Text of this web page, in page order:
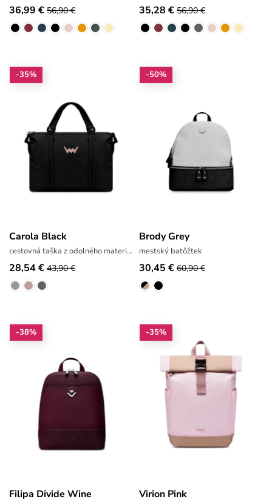
36,99 € 56,90 € 35,28 € 56,90 €
-35%
Carola Black
cestovná taška z odolného materiálu
28,54 € 43,90 €
-50%
Brody Grey
mestský batôžtek
30,45 € 60,90 €
-38%
Filipa Divide Wine
-35%
Virion Pink